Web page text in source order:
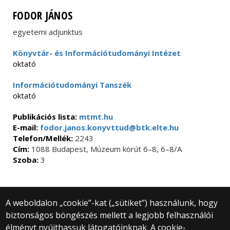
FODOR JÁNOS
egyetemi adjunktus
Könyvtár- és Információtudományi Intézet
oktató
Információtudományi Tanszék
oktató
Publikációs lista: mtmt.hu
E-mail: fodor.janos.konyvttud@btk.elte.hu
Telefon/Mellék: 2243
Cím: 1088 Budapest, Múzeum körút 6–8, 6–8/A
Szoba: 3
A weboldalon „cookie”-kat („sütiket”) használunk, hogy
biztonságos böngészés mellett a legjobb felhasználói
élményt nyújthassuk látogatóinknak. A cookie-
© 2025 Eötvös Loránd Tudományegyetem